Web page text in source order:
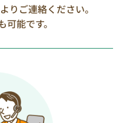
りご連絡ください。
能です。